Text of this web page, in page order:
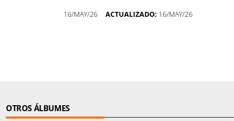
16/MAY/26 ACTUALIZADO: 16/MAY/26
OTROS ÁLBUMES